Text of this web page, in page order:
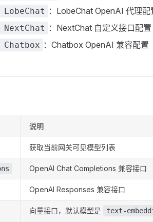
：LobeChat OpenAI 代理配
NextChat ：NextChat 自定义接口配置
Chatbox ：Chatbox OpenAI 兼容配置
说明
获取当前网关可见模型列表
OpenAI Chat Completions 兼容接口
OpenAI Responses 兼容接口
向量接口，默认模型是 text-